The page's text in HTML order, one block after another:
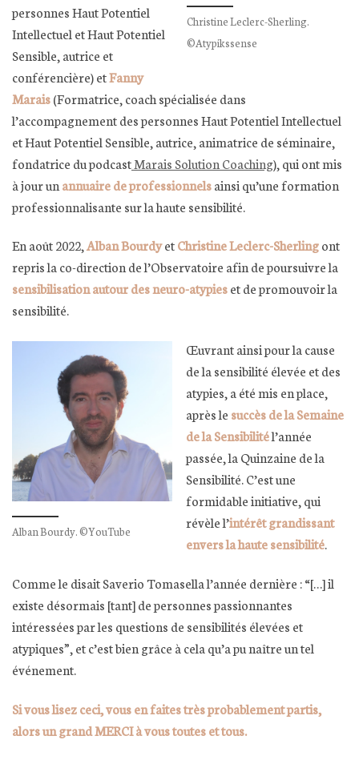
Christine Leclerc-Sherling.
©Atypikssense
personnes Haut Potentiel
Intellectuel et Haut Potentiel
Sensible, autrice et
conférencière) etFanny
Marais(Formatrice, coach spécialisée dans
l’accompagnement des personnes Haut Potentiel Intellectuel
et Haut Potentiel Sensible, autrice, animatrice de séminaire,
fondatrice du podcastMarais Solution Coaching), qui ont mis
à jour un annuaire de professionnelsainsi qu’une formation
professionnalisante sur la haute sensibilité.
En août 2022,Alban BourdyetChristine Leclerc-Sherlingont
repris la co-direction de l’Observatoire afin de poursuivre la
sensibilisation autour des neuro-atypieset de promouvoir la
sensibilité.
Alban Bourdy. ©YouTube
Œuvrant ainsi pour la cause
de la sensibilité élevée et des
atypies, a été mis en place,
après le succès de la Semaine
de la Sensibilitél’année
passée, la Quinzaine de la
Sensibilité. C’est une
formidable initiative, qui
révèle l’intérêt grandissant
envers la haute sensibilité.
Comme le disait Saverio Tomasella l’année dernière : “[…] il
existe désormais [tant] de personnes passionnantes
intéressées par les questions de sensibilités élevées et
atypiques”, et c’est bien grâce à cela qu’a pu naître un tel
événement.
Si vous lisez ceci, vous en faites très probablement partis,
alors un grand MERCI à vous toutes et tous.